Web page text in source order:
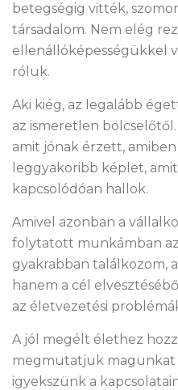
betegségig vitték,
társadalom. Nem elég
ellenállóképességükkel
róluk.
Aki kiég, az legalább
az ismeretlen
amit jónak érzett,
leggyakoribb képlet,
kapcsolódóan hallok.
Amivel azonban a
folytatott munkámban
gyakrabban találkozom,
hanem a cél
az életvezetési
A jól megélt élethez
megmutatjuk magunkat
igyekszünk a